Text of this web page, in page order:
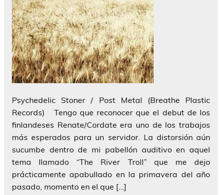
Psychedelic Stoner / Post Metal (Breathe Plastic
Records) Tengo que reconocer que el debut de los
finlandeses Renate/Cordate era uno de los trabajos
más esperados para un servidor. La distorsión aún
sucumbe dentro de mi pabellón auditivo en aquel
tema llamado “The River Troll” que me dejo
prácticamente apabullado en la primavera del año
pasado, momento en el que […]